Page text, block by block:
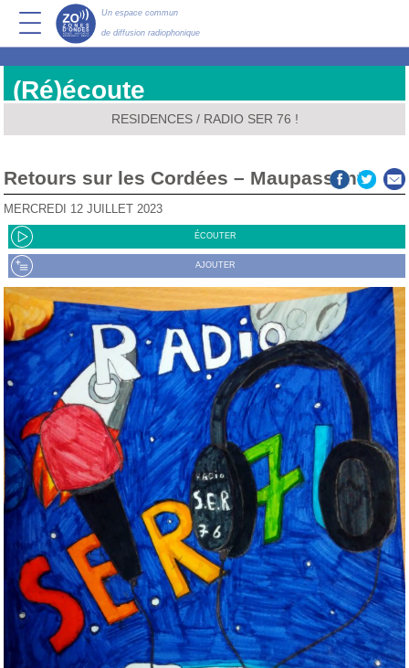
Un espace commun
de diffusion radiophonique
(Ré)écoute
RESIDENCES/ RADIO SER 76 !
Retours sur les Cordées – Maupassant
MERCREDI 12 JUILLET 2023
ÉCOUTER
AJOUTER